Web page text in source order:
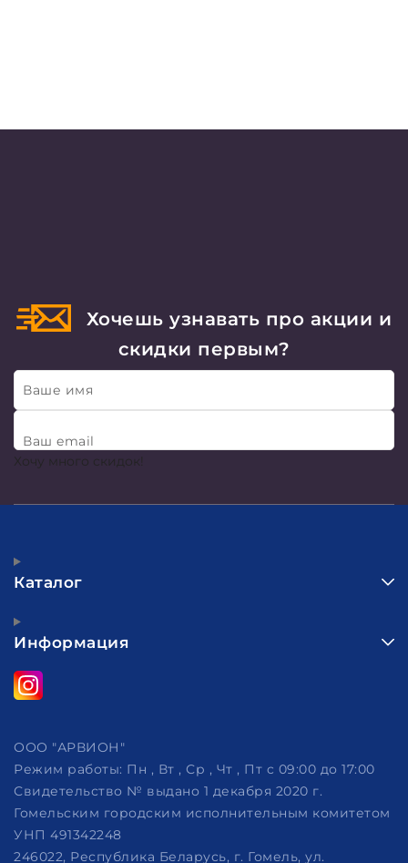
Хочешь узнавать про акции и
скидки первым?
Ваше имя
Ваш email
Хочу много скидок!
Каталог
Информация
ООО "АРВИОН"
Режим работы: Пн , Вт , Ср , Чт , Пт c 09:00 до 17:00
Свидетельство № выдано 1 декабря 2020 г.
Гомельским городским исполнительным комитетом
УНП 491342248
246022, Республика Беларусь, г. Гомель, ул.